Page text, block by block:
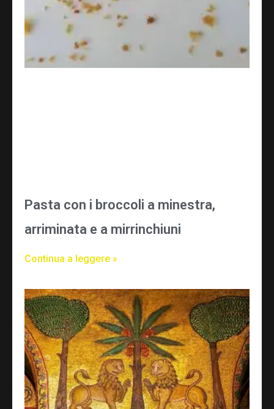
Pasta con i broccoli a minestra,
arriminata e a mirrinchiuni
Continua a leggere »